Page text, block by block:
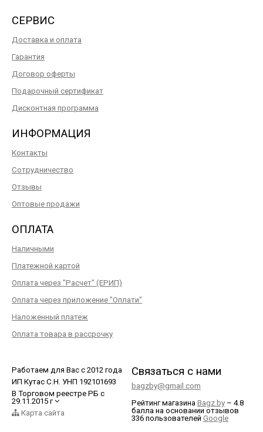
СЕРВИС
Доставка и оплата
Гарантия
Договор оферты
Подарочный сертификат
Дисконтная программа
ИНФОРМАЦИЯ
Контакты
Сотрудничество
Отзывы
Оптовые продажи
ОПЛАТА
Наличными
Платежной картой
Оплата через "Расчет" (ЕРИП)
Оплата через приложение "Оплати"
Наложенный платеж
Оплата товара в рассрочку
Работаем для Вас с 2012 года
ИП Кутас С.Н. УНП 192101693
В Торговом реестре РБ с
29.11.2015 г
Карта сайта
Связаться с нами
bagzby@gmail.com
Рейтинг магазина Bagz.by – 4.8
балла на основании отзывов
336 пользователей Google